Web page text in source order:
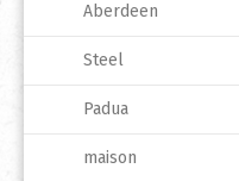
Aberdeen
Steel
Padua
maison